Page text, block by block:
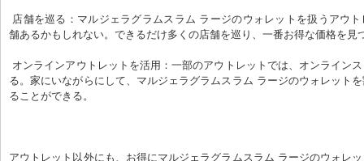
舗あるかもしれない。できるだけ多くの店舗を巡り、一番お得な価格を見
る。家にいながらにして、マルジェラグラムスラム ラージのウォレット
ることができる。
アウトレット以外にも、お得にマルジェラグラムスラム ラージのウォレ